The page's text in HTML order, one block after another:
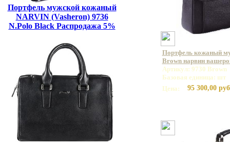
Портфель мужской кожаный
NARVIN (Vasheron) 9736
N.Polo Black Распродажа 5%
Портфель кожаный
Brown нарвин
Артикул: 9730 Brown
Базовая единица: шт
Цена:
95 300,00